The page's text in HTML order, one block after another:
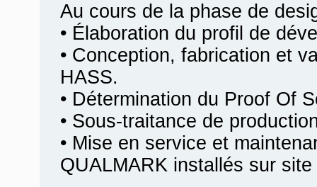
Au cours de la phase de
• Élaboration du profil de
• Conception, fabrication et
HASS.
• Détermination du Proof Of
• Sous-traitance de
• Mise en service et
QUALMARK installés sur